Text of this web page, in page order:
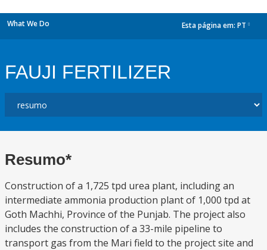
What We Do Esta página em: PT
FAUJI FERTILIZER
Resumo*
Construction of a 1,725 tpd urea plant, including an
intermediate ammonia production plant of 1,000 tpd at
Goth Machhi, Province of the Punjab. The project also
includes the construction of a 33-mile pipeline to
transport gas from the Mari field to the project site and